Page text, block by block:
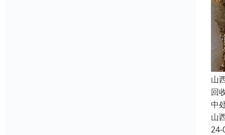
山
回
中
山
24-